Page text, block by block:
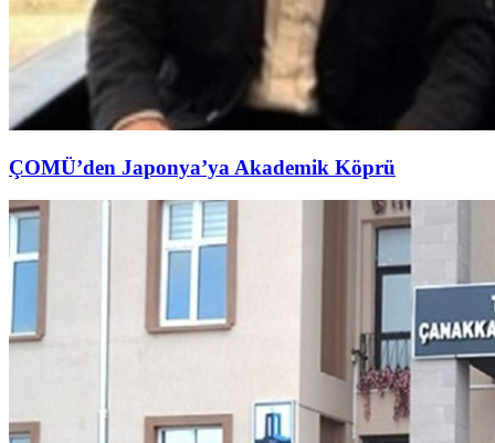
ÇOMÜ’den Japonya’ya Akademik Köprü